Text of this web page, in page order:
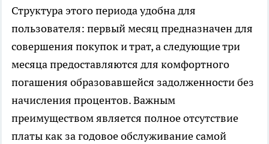
Структура этого периода удобна для
пользователя: первый месяц предназначен для
совершения покупок и трат, а следующие три
месяца предоставляются для комфортного
погашения образовавшейся задолженности без
начисления процентов. Важным
преимуществом является полное отсутствие
платы как за годовое обслуживание самой